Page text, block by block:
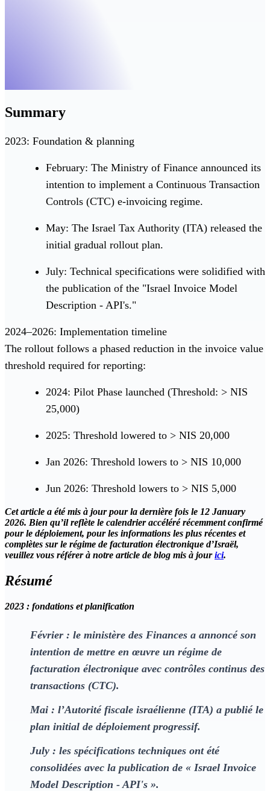
Summary
2023: Foundation & planning
February: The Ministry of Finance announced its
intention to implement a Continuous Transaction
Controls (CTC) e-invoicing regime.
May: The Israel Tax Authority (ITA) released the
initial gradual rollout plan.
July: Technical specifications were solidified with
the publication of the "Israel Invoice Model
Description - API's."
2024–2026: Implementation timeline
The rollout follows a phased reduction in the invoice value
threshold required for reporting:
2024: Pilot Phase launched (Threshold: > NIS
25,000)
2025: Threshold lowered to > NIS 20,000
Jan 2026: Threshold lowers to > NIS 10,000
Jun 2026: Threshold lowers to > NIS 5,000
Cet article a été mis à jour pour la dernière fois le 12 January
2026. Bien qu’il reflète le calendrier accéléré récemment confirmé
pour le déploiement, pour les informations les plus récentes et
complètes sur le régime de facturation électronique d’Israël,
veuillez vous référer à notre article de blog mis à jourici.
Résumé
2023 : fondations et planification
Février : le ministère des Finances a annoncé son
intention de mettre en œuvre un régime de
facturation électronique avec contrôles continus des
transactions (CTC).
Mai : l’Autorité fiscale israélienne (ITA) a publié le
plan initial de déploiement progressif.
July : les spécifications techniques ont été
consolidées avec la publication de « Israel Invoice
Model Description - API's ».